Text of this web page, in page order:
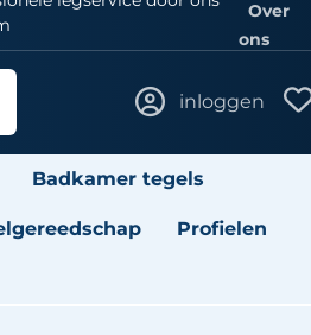
Over
ons
inloggen
Badkamer tegels
Profielen